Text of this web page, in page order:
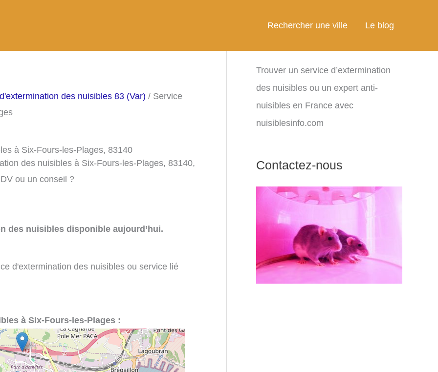
Rechercher une ville Le blog
des nuisibles 83 (Var) / Service
à Six-Fours-les-Plages, 83140
des nuisibles à Six-Fours-les-Plages, 83140,
ou un conseil ?
des nuisibles disponible aujourd’hui.
d'extermination des nuisibles ou service lié
à Six-Fours-les-Plages :
Trouver un service d’extermination
des nuisibles ou un expert anti-
nuisibles en France avec
nuisiblesinfo.com
Contactez-nous